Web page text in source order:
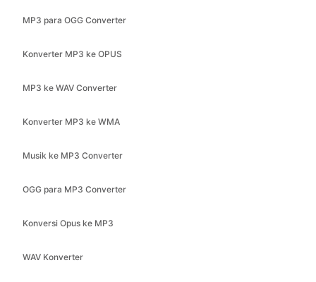
MP3 para OGG Converter
Konverter MP3 ke OPUS
MP3 ke WAV Converter
Konverter MP3 ke WMA
Musik ke MP3 Converter
OGG para MP3 Converter
Konversi Opus ke MP3
WAV Konverter